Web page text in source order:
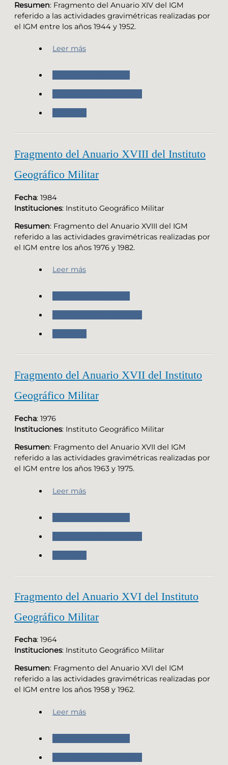
Resumen: Fragmento del Anuario XIV del IGM
referido a las actividades gravimétricas realizadas por
el IGM entre los años 1944 y 1952.
Leer más
Fragmento del Anuario XVIII del Instituto
Geográfico Militar
Fecha: 1984
Instituciones: Instituto Geográfico Militar
Resumen: Fragmento del Anuario XVIII del IGM
referido a las actividades gravimétricas realizadas por
el IGM entre los años 1976 y 1982.
Leer más
Fragmento del Anuario XVII del Instituto
Geográfico Militar
Fecha: 1976
Instituciones: Instituto Geográfico Militar
Resumen: Fragmento del Anuario XVII del IGM
referido a las actividades gravimétricas realizadas por
el IGM entre los años 1963 y 1975.
Leer más
Fragmento del Anuario XVI del Instituto
Geográfico Militar
Fecha: 1964
Instituciones: Instituto Geográfico Militar
Resumen: Fragmento del Anuario XVI del IGM
referido a las actividades gravimétricas realizadas por
el IGM entre los años 1958 y 1962.
Leer más